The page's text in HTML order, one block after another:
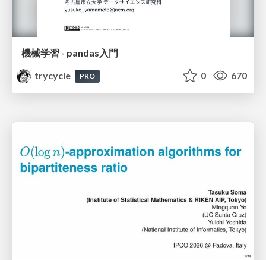
機械学習 - pandas入門
trycycle
PRO 0 670